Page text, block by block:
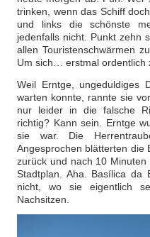
trinken, wenn das Schiff
und links die schönste
jedenfalls nicht. Punkt zehn
allen Touristenschwärmen
Um sich… erstmal ordentlich
Weil Erntge,
warten konnte, rannte sie
nur leider in die falsche
richtig? Kann sein. Erntge
sie war. Die
Angesprochen blätterten die
zurück und nach 10
Stadtplan. Aha. Basílica
nicht, wo sie eigentlich
Nachsitzen.